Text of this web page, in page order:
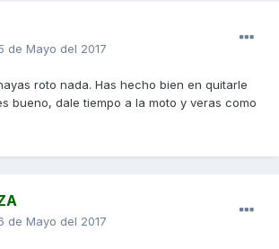
de Mayo del 2017
roto nada. Has hecho bien en quitarle
bueno, dale tiempo a la moto y veras como
de Mayo del 2017